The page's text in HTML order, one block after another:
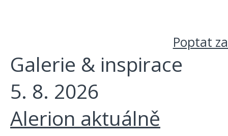
Poptat
Galerie & inspirace
5. 8. 2026
Alerion aktuálně